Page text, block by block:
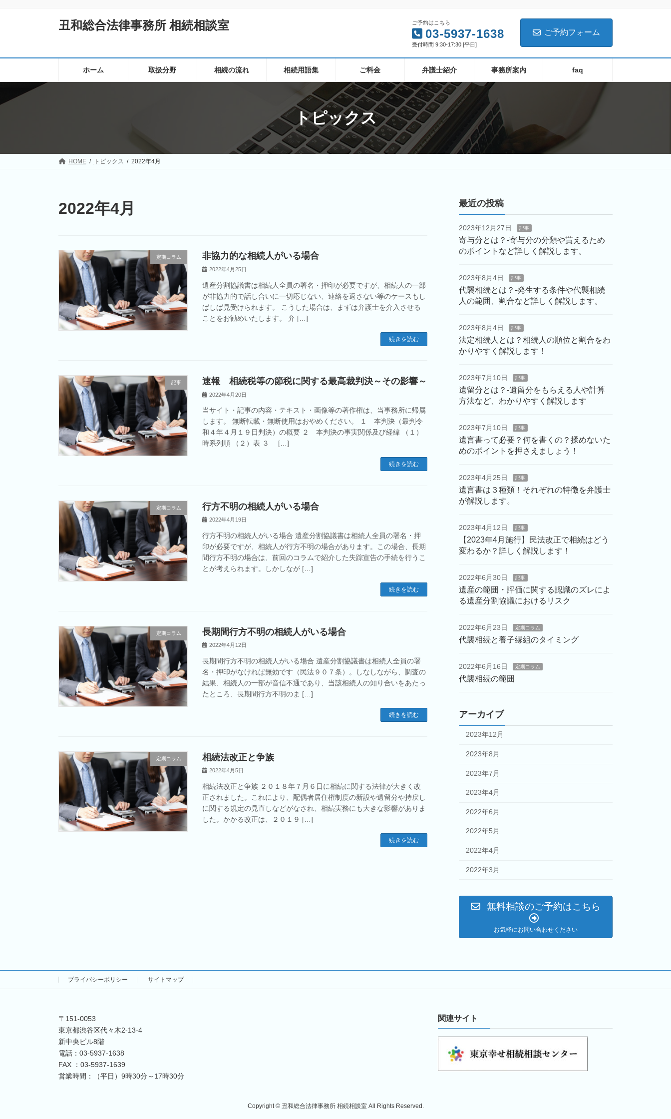
へ
ョ
丑和総合法律事務所 相続相談室 ご予約はこちら
03-5937-1638
受付時間 9:30-17:30 [平日]
ご予約フォーム
ホーム 取扱分野 相続の流れ 相続用語集 ご料金 弁護士紹介 事務所案内 faq
トピックス
HOME トピックス 2022年4月
2022年4月
定期コラム 非協力的な相続人がいる場合
2022年4月25日
遺産分割協議書は相続人全員の署名・押印が必要ですが、相続人の一部
が非協力的で話し合いに一切応じない、連絡を返さない等のケースもし
ばしば見受けられます。 こうした場合は、まずは弁護士を介入させる
ことをお勧めいたします。 弁 […]
続きを読む
記事 速報 相続税等の節税に関する最高裁判決～その影響～
2022年4月20日
当サイト・記事の内容・テキスト・画像等の著作権は、当事務所に帰属
します。 無断転載・無断使用はおやめください。 １ 本判決（最判令
和４年４月１９日判決）の概要 ２ 本判決の事実関係及び経緯 （１）
時系列順 （２）表 ３ […]
続きを読む
定期コラム 行方不明の相続人がいる場合
2022年4月19日
行方不明の相続人がいる場合 遺産分割協議書は相続人全員の署名・押
印が必要ですが、相続人が行方不明の場合があります。この場合、長期
間行方不明の場合は、前回のコラムで紹介した失踪宣告の手続を行うこ
とが考えられます。しかしなが […]
続きを読む
定期コラム 長期間行方不明の相続人がいる場合
2022年4月12日
長期間行方不明の相続人がいる場合 遺産分割協議書は相続人全員の署
名・押印がなければ無効です（民法９０７条）。しなしながら、調査の
結果、相続人の一部が音信不通であり、当該相続人の知り合いをあたっ
たところ、長期間行方不明のま […]
続きを読む
定期コラム 相続法改正と争族
2022年4月5日
相続法改正と争族 ２０１８年７月６日に相続に関する法律が大きく改
正されました。これにより、配偶者居住権制度の新設や遺留分や持戻し
に関する規定の見直しなどがなされ、相続実務にも大きな影響がありま
した。かかる改正は、２０１９ […]
続きを読む
最近の投稿
2023年12月27日 記事
寄与分とは？-寄与分の分類や貰えるため
のポイントなど詳しく解説します。
2023年8月4日 記事
代襲相続とは？‐発生する条件や代襲相続
人の範囲、割合など詳しく解説します。
2023年8月4日 記事
法定相続人とは？相続人の順位と割合をわ
かりやすく解説します！
2023年7月10日 記事
遺留分とは？‐遺留分をもらえる人や計算
方法など、わかりやすく解説します
2023年7月10日 記事
遺言書って必要？何を書くの？揉めないた
めのポイントを押さえましょう！
2023年4月25日 記事
遺言書は３種類！それぞれの特徴を弁護士
が解説します。
2023年4月12日 記事
【2023年4月施行】民法改正で相続はどう
変わるか？詳しく解説します！
2022年6月30日 記事
遺産の範囲・評価に関する認識のズレによ
る遺産分割協議におけるリスク
2022年6月23日 定期コラム
代襲相続と養子縁組のタイミング
2022年6月16日 定期コラム
代襲相続の範囲
アーカイブ
2023年12月
2023年8月
2023年7月
2023年4月
2022年6月
2022年5月
2022年4月
2022年3月
無料相談のご予約はこちら
お気軽にお問い合わせください
プライバシーポリシー サイトマップ
〒151-0053
東京都渋谷区代々木2-13-4
新中央ビル8階
電話：03-5937-1638
FAX ：03-5937-1639
営業時間：（平日）9時30分～17時30分
関連サイト
Copyright © 丑和総合法律事務所 相続相談室 All Rights Reserved.